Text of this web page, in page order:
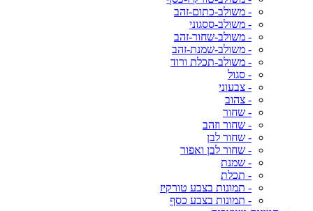
- משולב-כתום-זהב
- משולב-ססגוני
- משולב-שחור-זהב
- משולב-שמנת-זהב
- משולב-תכלת ורוד
- סגול
- צבעוני
- צהוב
- שחור
- שחור וזהב
- שחור לבן
- שחור לבן ואפור
- שמנת
- תכלת
- תמונות בצבע טורקיז
- תמונות בצבע כסף